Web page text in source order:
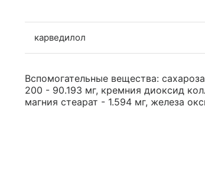
карведилол
Вспомогательные вещества:
200 - 90.193 мг, кремния диоксид
магния стеарат - 1.594 мг, железа